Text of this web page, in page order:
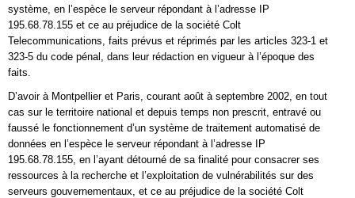
système, en l’espèce le serveur répondant à l’adresse IP
195.68.78.155 et ce au préjudice de la société Colt
Telecommunications, faits prévus et réprimés par les articles 323-1 et
323-5 du code pénal, dans leur rédaction en vigueur à l’époque des
faits.
D’avoir à Montpellier et Paris, courant août à septembre 2002, en tout
cas sur le territoire national et depuis temps non prescrit, entravé ou
faussé le fonctionnement d’un système de traitement automatisé de
données en l’espèce le serveur répondant à l’adresse IP
195.68.78.155, en l’ayant détourné de sa finalité pour consacrer ses
ressources à la recherche et l’exploitation de vulnérabilités sur des
serveurs gouvernementaux, et ce au préjudice de la société Colt